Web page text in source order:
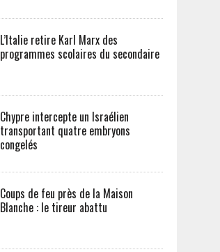
L’Italie retire Karl Marx des
programmes scolaires du secondaire
Chypre intercepte un Israélien
transportant quatre embryons
congelés
Coups de feu près de la Maison
Blanche : le tireur abattu